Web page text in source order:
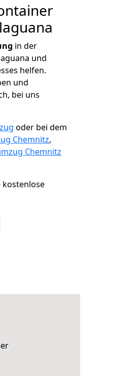
in der
und
helfen.
und
bei uns
oder bei dem
Chemnitz,
Chemnitz
kostenlose